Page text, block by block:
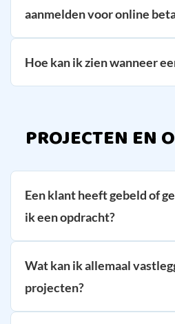
aanmelden voor online
Hoe kan ik zien wanneer
PROJECTEN EN
Een klant heeft gebeld of
ik een opdracht?
Wat kan ik allemaal
projecten?